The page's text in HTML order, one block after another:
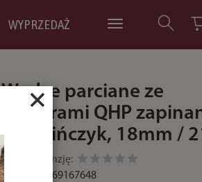
×
WYPRZEDAŻ
Wodze parciane ze
stoperami QHP
karabińczyk, 18mm /
Dodaj recenzję:
Kod:
8718369167648